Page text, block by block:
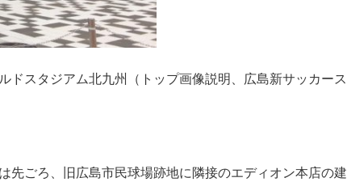
ドスタジアム北九州（トップ画像説明、広島新サッカース
先ごろ、旧広島市民球場跡地に隣接のエディオン本店の建